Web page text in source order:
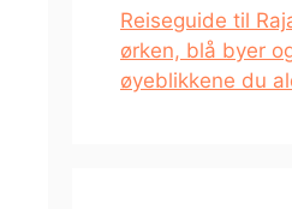
Reiseguide til
ørken, blå byer
øyeblikkene du